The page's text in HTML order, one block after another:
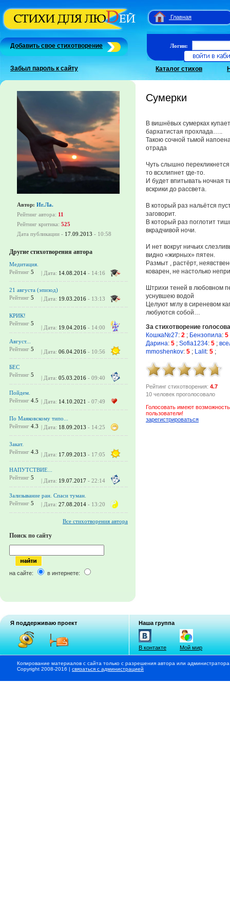
Главная
Добавить свое стихотворение
Забыл пароль к сайту
Логин:
Каталог стихов
Автор: Иг.Ла.
Рейтинг автора: 11
Рейтинг критика: 525
Дата публикации - 17.09.2013 - 10:58
Другие стихотворения автора
Медитация.
Рейтинг 5 | Дата: 14.08.2014 - 14:16
21 августа (эпизод)
Рейтинг 5 | Дата: 19.03.2016 - 13:13
КРИК!
Рейтинг 5
| Дата: 19.04.2016 - 14:00
Август...
Рейтинг 5 | Дата: 06.04.2016 - 10:56
БЕС
Рейтинг 5 | Дата: 05.03.2016 - 09:40
Пойдем.
Рейтинг 4.5 | Дата: 14.10.2021 - 07:49
По Маяковскому типо...
Рейтинг 4.3 | Дата: 18.09.2013 - 14:25
Закат.
Рейтинг 4.3 | Дата: 17.09.2013 - 17:05
НАПУТСТВИЕ...
Рейтинг 5 | Дата: 19.07.2017 - 22:14
Зализывание ран. Спаси туман.
Рейтинг 5 | Дата: 27.08.2014 - 13:20
Все стихотворения автора
Поиск по сайту
на сайте: в интернете:
Сумерки
В вишнёвых сумерках
бархатистая прохлада…..
Такою сочной тьмой
отрада
Чуть слышно перекликнется
то всхлипнет где-то.
И будет впитывать ночная
вскрики до рассвета.
В который раз нальётся
заговорит.
В который раз поглотит
вкрадчивой ночи.
И нет вокруг ничьих
видно «жирных» пятен.
Размыт , растёрт,
коварен, не настолько
Штрихи теней в любовном
уснувшею водой
Целуют мглу в сиреневом
любуются собой…
За стихотворение
Кошка№27: 2 ; Бензопила: 5
Дарина: 5 ; Sofia1234: 5 ;
mmoshenkov: 5 ; Lalit: 5 ;
Рейтинг стихотворения: 4.7
10 человек проголосовало
Голосовать имеют
пользователи!
зарегистрироваться
Я поддерживаю проект Наша группа
В контакте Мой мир
Копирование материалов с сайта только с разрешения автора или
Copyright 2008-2016 | связаться с администрацией